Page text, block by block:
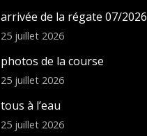
arrivée de la régate 07/2026
25 juillet 2026
photos de la course
25 juillet 2026
tous à l’eau
25 juillet 2026